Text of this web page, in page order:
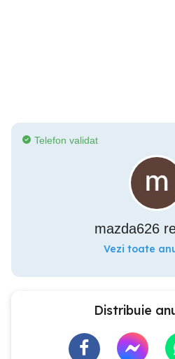
Telefon validat
mazda626
Vezi toate
Distribuie